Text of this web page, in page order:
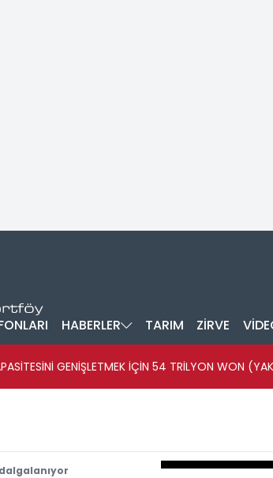
HABERLER TARIM ZİRVE
GENİŞLETMEK İÇİN 54 TRİLYON WON